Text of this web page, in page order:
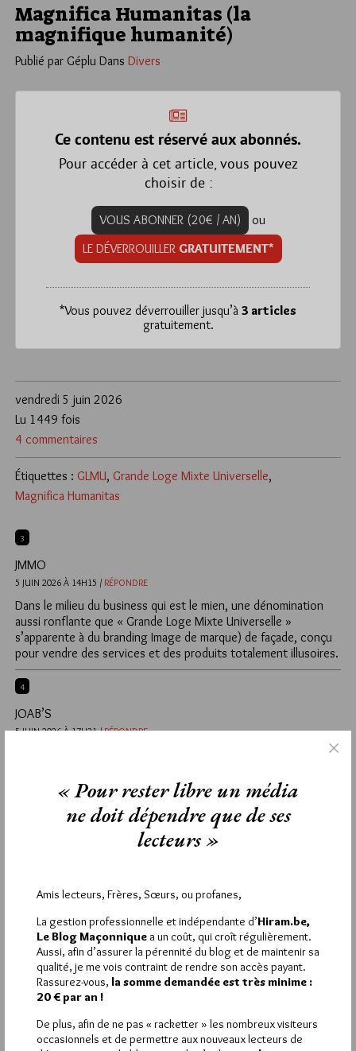
Magnifica Humanitas (la
magnifique humanité)
Publié par Géplu Dans Divers
Ce contenu est réservé aux abonnés.
Pour accéder à cet article, vous pouvez
choisir de :
VOUS ABONNER (20€ / AN)
ou
LE DÉVERROUILLER GRATUITEMENT*
*Vous pouvez déverrouiller jusqu’à 3 articles
gratuitement.
vendredi 5 juin 2026
4 commentaires
Lu 1449 fois
Étiquettes : GLMU, Grande Loge Mixte Universelle,
Magnifica Humanitas
3
JMMO
5 JUIN 2026 À 14H15 / RÉPONDRE
Dans le milieu du business qui est le mien, une dénomination
aussi ronflante que « Grande Loge Mixte Universelle »
s’apparente à du branding Image de marque) de façade, conçu
pour vendre des services et des produits totalement illusoires.
4
JOAB’S
5 JUIN 2026 À 17H21 / RÉPONDRE
Attention jmmmo, le sujet obédiences est tabou!
xiv-en-agnostique-les-surprises?
share&utm_medium=web
JOAB’S
5 JUIN 2026 À 10H54 /
Dsl, mais c’est un peu confus. A première vue on pense que
Glmu approuverait le torchon habituel de Riposte Catholique…
« Pour rester libre un média
ne doit dépendre que de ses
lecteurs »
Amis lecteurs, Frères, Sœurs, ou profanes,
La gestion professionnelle et indépendante d’Hiram.be,
Le Blog Maçonnique a un coût, qui croît régulièrement.
Aussi, afin d’assurer la pérennité du blog et de maintenir sa
qualité, je me vois contraint de rendre son accès payant.
Rassurez-vous, la somme demandée est très minime :
20 € par an !
De plus, afin de ne pas « racketter » les nombreux visiteurs
occasionnels et de permettre aux nouveaux lecteurs de